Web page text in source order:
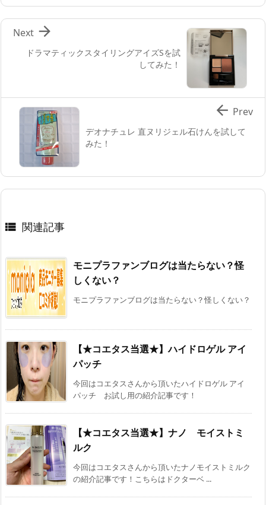
ドラマティックスタイリングアイズSを試
してみた！

Next
デオナチュレ 直ヌリジェル石けんを試して
みた！
 Prev
 関連記事
モニプラファンブログは当たらない？怪
しくない？
モニプラファンブログは当たらない？怪しくない？
【★コエタス当選★】ハイドロゲル アイ
パッチ
今回はコエタスさんから頂いたハイドロゲル アイ
パッチ お試し用の紹介記事です！
【★コエタス当選★】ナノ モイストミ
ルク
今回はコエタスさんから頂いたナノモイストミルク
の紹介記事です！こちらはドクターベ ...